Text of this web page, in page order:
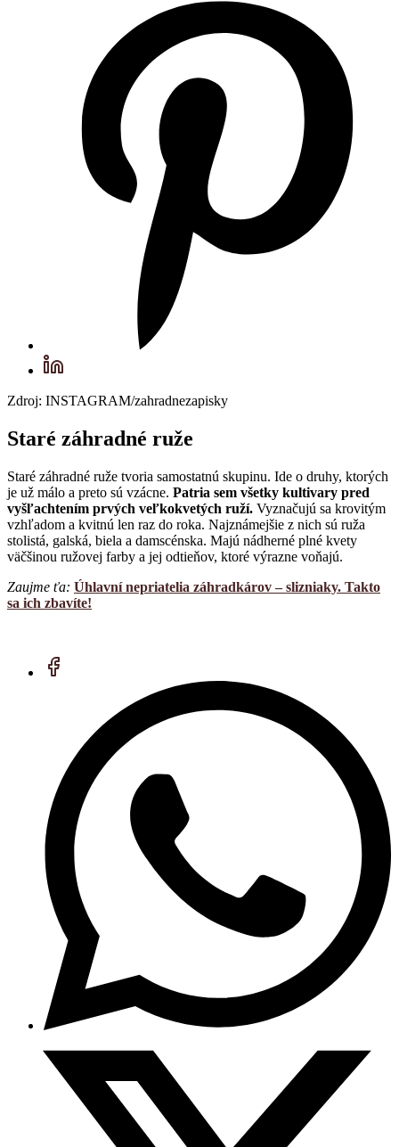
Zdroj: INSTAGRAM/zahradnezapisky
Staré záhradné ruže
Staré záhradné ruže tvoria samostatnú skupinu. Ide o druhy, ktorých
je už málo a preto sú vzácne. Patria sem všetky kultivary pred
vyšľachtením prvých veľkokvetých ruží. Vyznačujú sa krovitým
vzhľadom a kvitnú len raz do roka. Najznámejšie z nich sú ruža
stolistá, galská, biela a damscénska. Majú nádherné plné kvety
väčšinou ružovej farby a jej odtieňov, ktoré výrazne voňajú.
Zaujme ťa: Úhlavní nepriatelia záhradkárov – slizniaky. Takto
sa ich zbavíte!